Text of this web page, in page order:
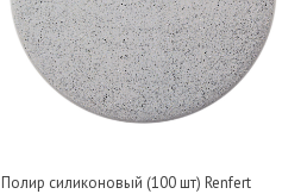
Полир силиконовый (100 шт) Renfert